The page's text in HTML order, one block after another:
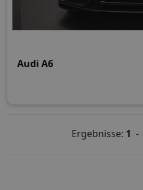
Audi A6
Ergebnisse: 1 -